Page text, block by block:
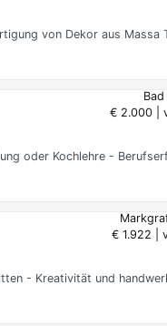
von Dekor aus Massa
€ 2.000 |
oder Kochlehre -
€ 1.922 |
- Kreativität und